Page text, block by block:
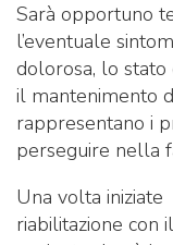
Sarà opportuno
l’eventuale
dolorosa, lo stato
il mantenimento
rappresentano i
perseguire nella
Una volta
riabilitazione con